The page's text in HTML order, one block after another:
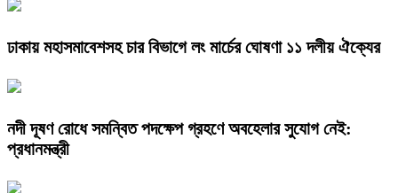
ঢাকায় মহাসমাবেশসহ চার বিভাগে লং মার্চের ঘোষণা ১১ দলীয় ঐক্যের
নদী দূষণ রোধে সমন্বিত পদক্ষেপ গ্রহণে অবহেলার সুযোগ নেই:
প্রধানমন্ত্রী